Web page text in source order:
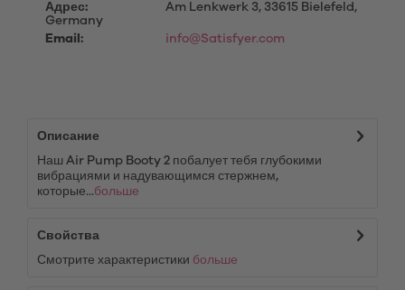
Адрес:
Am Lenkwerk 3, 33615 Bielefeld,
Germany
Email:
info@Satisfyer.com
Описание
Наш Air Pump Booty 2 побалует тебя глубокими
вибрациями и надувающимся стержнем,
которые...больше
Свойства
Смотрите характеристики больше